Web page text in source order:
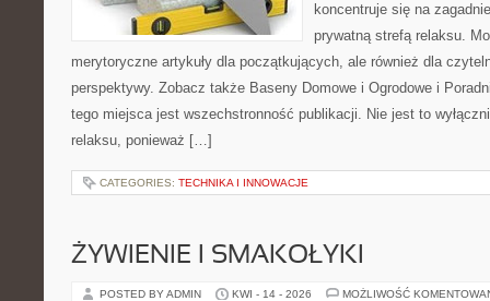
koncentruje się na
prywatną strefą relaksu.
merytoryczne artykuły dla początkujących, ale również dla
perspektywy. Zobacz także Baseny Domowe i Ogrodowe i
tego miejsca jest wszechstronność publikacji. Nie jest to
relaksu, ponieważ […]
CATEGORIES: TECHNIKA I INNOWACJE
ŻYWIENIE I SMAKOŁYKI
POSTED BY ADMIN KWI - 14 - 2026 MOŻLIWOŚĆ